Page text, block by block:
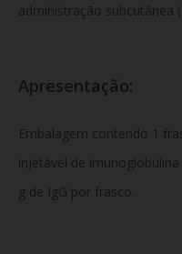
administração subcutânea
Apresentação:
Embalagem contendo 1
injetável de
g de IgG por frasco.